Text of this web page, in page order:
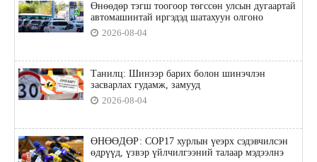
Өнөөдөр тэгш тоогоор төгссөн улсын дугаартай
автомашинтай иргэдэд шатахуун олгоно
2026-08-04
Танилц: Шинээр барих болон шинэчлэн
засварлах гудамж, замууд
2026-08-04
ӨНӨӨДӨР: COP17 хурлын үеэрх сэдэвчилсэн
өдрүүд, үзвэр үйлчилгээний талаар мэдээлнэ